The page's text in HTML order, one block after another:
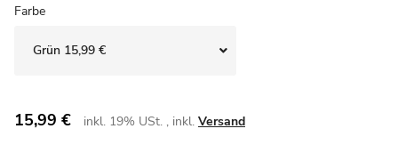
Farbe
Grün 15,99 €
15,99 € inkl. 19% USt. , inkl. Versand